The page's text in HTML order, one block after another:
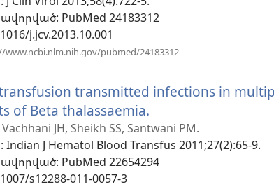
նոր
պատուհան)
‎: PubMed 24183312
j.jcv.2013.10.001
www.ncbi.nlm.nih.gov/pubmed/24183312
պատուհան)
transmitted infections in
of Beta thalassaemia.
է
նոր
պատուհան)
Vachhani JH, Sheikh SS, Santwani PM.
‎: Indian J Hematol Blood Transfus 2011;27(2):65-9.
‎: PubMed 22654294
s12288-011-0057-3